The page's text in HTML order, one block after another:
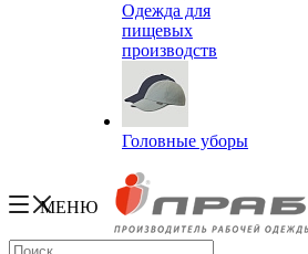
Одежда для
пищевых
производств
Головные уборы
МЕНЮ